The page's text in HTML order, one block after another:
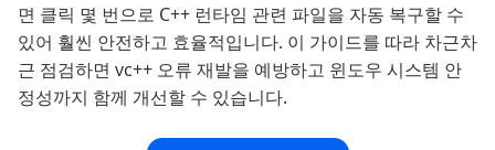
면 클릭 몇 번으로 C++ 런타임 관련 파일을 자동 복구할 수
있어 훨씬 안전하고 효율적입니다. 이 가이드를 따라 차근차
근 점검하면 vc++ 오류 재발을 예방하고 윈도우 시스템 안
정성까지 함께 개선할 수 있습니다.